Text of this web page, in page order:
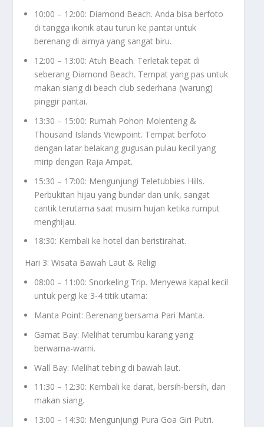
10:00 – 12:00: Diamond Beach. Anda bisa berfoto
di tangga ikonik atau turun ke pantai untuk
berenang di airnya yang sangat biru.
12:00 – 13:00: Atuh Beach. Terletak tepat di
seberang Diamond Beach. Tempat yang pas untuk
makan siang di beach club sederhana (warung)
pinggir pantai.
13:30 – 15:00: Rumah Pohon Molenteng &
Thousand Islands Viewpoint. Tempat berfoto
dengan latar belakang gugusan pulau kecil yang
mirip dengan Raja Ampat.
15:30 – 17:00: Mengunjungi Teletubbies Hills.
Perbukitan hijau yang bundar dan unik, sangat
cantik terutama saat musim hujan ketika rumput
menghijau.
18:30: Kembali ke hotel dan beristirahat.
Hari 3: Wisata Bawah Laut & Religi
08:00 – 11:00: Snorkeling Trip. Menyewa kapal kecil
untuk pergi ke 3-4 titik utama:
Manta Point: Berenang bersama Pari Manta.
Gamat Bay: Melihat terumbu karang yang
berwarna-warni.
Wall Bay: Melihat tebing di bawah laut.
11:30 – 12:30: Kembali ke darat, bersih-bersih, dan
makan siang.
13:00 – 14:30: Mengunjungi Pura Goa Giri Putri.